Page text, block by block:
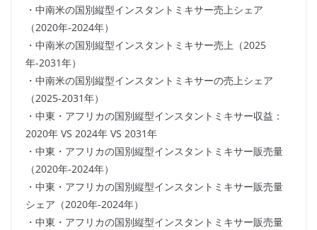
・中南米の国別縦型インスタントミキサー売上シェア
（2020年-2024年）
・中南米の国別縦型インスタントミキサー売上（2025
年-2031年）
・中南米の国別縦型インスタントミキサーの売上シェア
（2025-2031年）
・中東・アフリカの国別縦型インスタントミキサー収益：
2020年 VS 2024年 VS 2031年
・中東・アフリカの国別縦型インスタントミキサー販売量
（2020年-2024年）
・中東・アフリカの国別縦型インスタントミキサー販売量
シェア（2020年-2024年）
・中東・アフリカの国別縦型インスタントミキサー販売量